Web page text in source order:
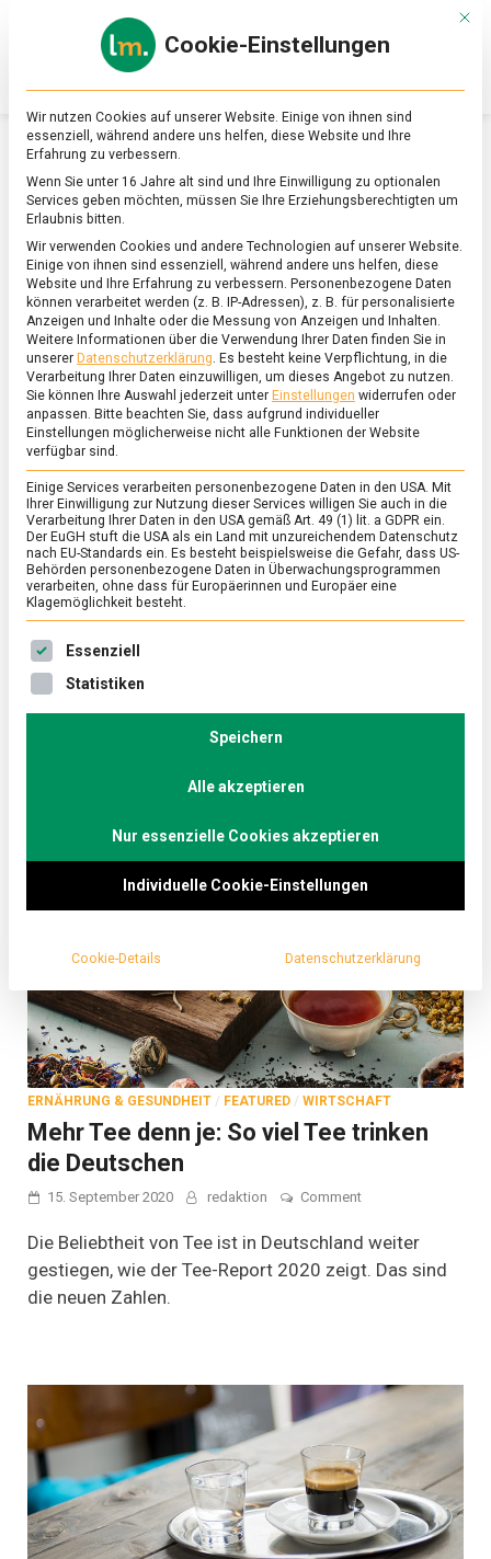
Online-
Magazin
zu
&
Ernährung
SCHLAGWORT:LIEBLINGSTRINKEN
FEATURED/KULTUR/WISSEN
Nachgeschenkt: Ein informativer
Nachtrag zum Tag des Kaffees
9. Oktober 2020
Nachtrag
Wir haben im Nachgang des Tags des Kaffees die
Berliner Kaffeerösterei besucht.
ERNÄHRUNG & GESUNDHEIT / FEATURED / WIRTSCHAFT
Mehr Tee denn je: So viel Tee trinken
die Deutschen
15. September 2020 redaktion Commenton
Tee
denn
je:
Deutschen
Die Beliebtheit von Tee ist in Deutschland weiter
gestiegen, wie der Tee-Report 2020 zeigt. Das sind
die neuen Zahlen.
Mit
Cookie-Einstellungen
Wir nutzen Cookies auf unserer Website. Einige von ihnen sind
essenziell, während andere uns helfen, diese Website und Ihre
Erfahrung zu verbessern.
Wenn Sie unter 16 Jahre alt sind und Ihre Einwilligung zu optionalen
Services geben möchten, müssen Sie Ihre Erziehungsberechtigten um
Erlaubnis bitten.
Wir verwenden Cookies und andere Technologien auf unserer Website.
Einige von ihnen sind essenziell, während andere uns helfen, diese
Website und Ihre Erfahrung zu verbessern. Personenbezogene Daten
können verarbeitet werden (z. B. IP-Adressen), z. B. für personalisierte
Anzeigen und Inhalte oder die Messung von Anzeigen und Inhalten.
Weitere Informationen über die Verwendung Ihrer Daten finden Sie in
unserer Datenschutzerklärung. Es besteht keine Verpflichtung, in die
Verarbeitung Ihrer Daten einzuwilligen, um dieses Angebot zu nutzen.
Sie können Ihre Auswahl jederzeit unter Einstellungen widerrufen oder
anpassen. Bitte beachten Sie, dass aufgrund individueller
Einstellungen möglicherweise nicht alle Funktionen der Website
verfügbar sind.
Einige Services verarbeiten personenbezogene Daten in den USA. Mit
Ihrer Einwilligung zur Nutzung dieser Services willigen Sie auch in die
Verarbeitung Ihrer Daten in den USA gemäß Art. 49 (1) lit. a GDPR ein.
Der EuGH stuft die USA als ein Land mit unzureichendem Datenschutz
nach EU-Standards ein. Es besteht beispielsweise die Gefahr, dass US-
Behörden personenbezogene Daten in Überwachungsprogrammen
verarbeiten, ohne dass für Europäerinnen und Europäer eine
Klagemöglichkeit besteht.
Es folgt eine Liste der Service-Gruppen, für die eine
Essenziell
Statistiken
Speichern
Alle akzeptieren
Nur essenzielle Cookies akzeptieren
Individuelle Cookie-Einstellungen
Cookie-Details Datenschutzerklärung